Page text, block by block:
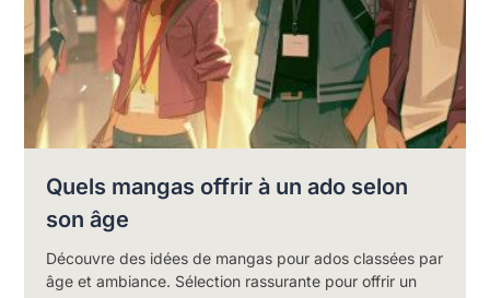
Quels mangas offrir à un ado selon
son âge
Découvre des idées de mangas pour ados classées par
âge et ambiance. Sélection rassurante pour offrir un